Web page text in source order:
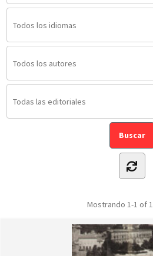
Mostrando 1-1 of 1